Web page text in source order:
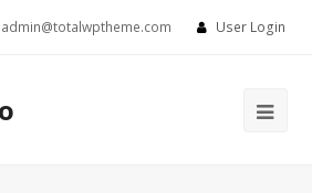
admin@totalwptheme.com User Login